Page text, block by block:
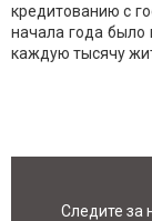
кредитованию с
начала года было
каждую тысячу
Следите за